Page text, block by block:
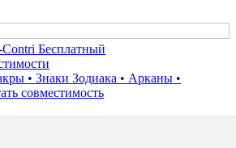
Contri Бесплатный
• Знаки Зодиака • Арканы •
совместимость